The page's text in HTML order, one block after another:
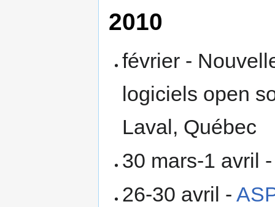
2010
février -
logiciels open
Laval, Québec
30 mars-1 avril
26-30 avril -